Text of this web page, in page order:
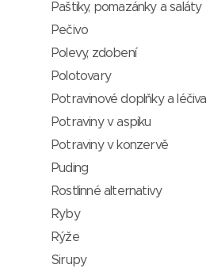
Paštiky, pomazánky a saláty
Pečivo
Polevy, zdobení
Polotovary
Potravinové doplňky a léčiva
Potraviny v aspiku
Potraviny v konzervě
Puding
Rostlinné alternativy
Ryby
Rýže
Sirupy